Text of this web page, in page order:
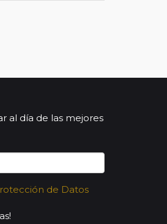
al día de las mejores
de Datos